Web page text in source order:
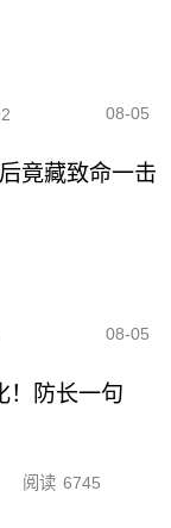
08-05
竟藏致命一击
08-05
！防长一句
阅读 6745